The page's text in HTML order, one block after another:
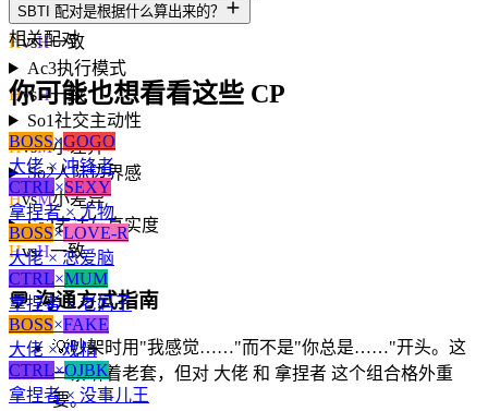
Ac2决策风格
HvsH一致
Ac3执行模式
HvsH一致
So1社交主动性
HvsM小差异
So2人际边界感
HvsM小差异
So3表达与真实度
HvsH一致
💬沟通方式指南
💡吵架时用"我感觉……"而不是"你总是……"开头。这
一条听着老套，但对 大佬 和 拿捏者 这个组合格外重
要。
SBTI 配对是根据什么算出来的？
相关配对
你可能也想看看这些 CP
BOSS×GOGO
大佬 × 冲锋者
CTRL×SEXY
拿捏者 × 尤物
BOSS×LOVE-R
大佬 × 恋爱脑
CTRL×MUM
拿捏者 × 老妈子
BOSS×FAKE
大佬 × 戏精
CTRL×OJBK
拿捏者 × 没事儿王